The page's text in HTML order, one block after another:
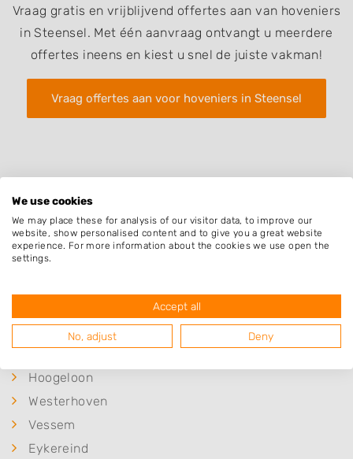
Vraag gratis en vrijblijvend offertes aan van hoveniers
in Steensel. Met één aanvraag ontvangt u meerdere
offertes ineens en kiest u snel de juiste vakman!
Vraag offertes aan voor hoveniers in Steensel
Plaatsen in de buurt
Knegsel
Hoogeloon
Westerhoven
Vessem
Eykereind
We use cookies
We may place these for analysis of our visitor data, to improve our
website, show personalised content and to give you a great website
experience. For more information about the cookies we use open the
settings.
Accept all
No, adjust Deny